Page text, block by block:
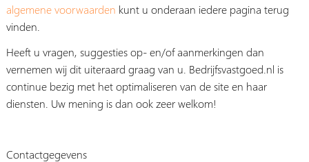
algemene voorwaarden kunt u onderaan iedere pagina terug
vinden.
Heeft u vragen, suggesties op- en/of aanmerkingen dan
vernemen wij dit uiteraard graag van u. Bedrijfsvastgoed.nl is
continue bezig met het optimaliseren van de site en haar
diensten. Uw mening is dan ook zeer welkom!
Contactgegevens